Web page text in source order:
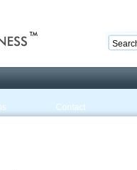
Contact